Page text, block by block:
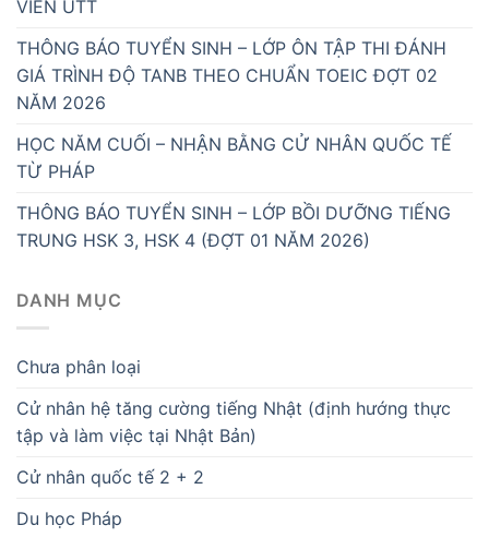
VIÊN UTT
THÔNG BÁO TUYỂN SINH – LỚP ÔN TẬP THI ĐÁNH
GIÁ TRÌNH ĐỘ TANB THEO CHUẨN TOEIC ĐỢT 02
NĂM 2026
HỌC NĂM CUỐI – NHẬN BẰNG CỬ NHÂN QUỐC TẾ
TỪ PHÁP
THÔNG BÁO TUYỂN SINH – LỚP BỒI DƯỠNG TIẾNG
TRUNG HSK 3, HSK 4 (ĐỢT 01 NĂM 2026)
DANH MỤC
Chưa phân loại
Cử nhân hệ tăng cường tiếng Nhật (định hướng thực
tập và làm việc tại Nhật Bản)
Cử nhân quốc tế 2 + 2
Du học Pháp